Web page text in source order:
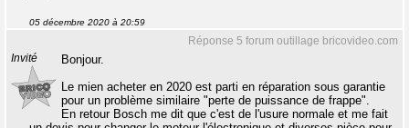
05 décembre 2020 à 20:59
Réponse 5 forum outillage bricovideo.com
Invité
Bonjour.
Le mien acheter en 2020 est parti en réparation sous garantie
pour un problème similaire "perte de puissance de frappe".
En retour Bosch me dit que c'est de l'usure normale et me fait